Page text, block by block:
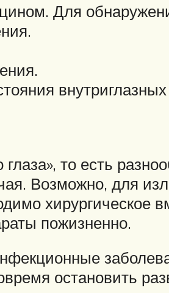
Для
внутриглазных
то есть
Возможно, для
пожизненно.
остановить